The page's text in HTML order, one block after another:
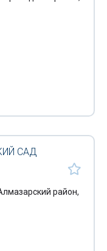
САД
район,